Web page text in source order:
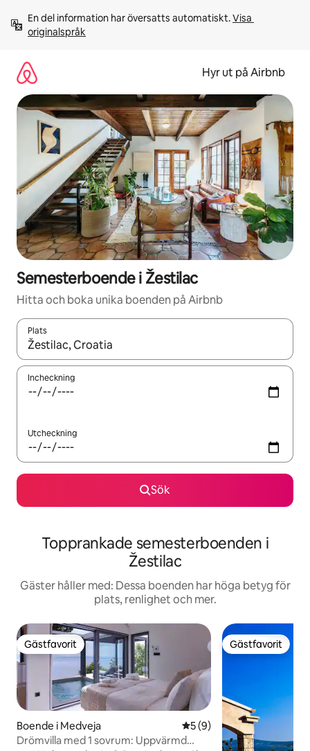
innehåll
En del information har översatts automatiskt. Visa
originalspråk
Hyr ut på Airbnb
Semesterboende i Žestilac
Hitta och boka unika boenden på Airbnb
Plats
När resultaten är tillgängliga kan du navigera med upp- och
Incheckning
Utcheckning
Sök
Topprankade semesterboenden i
Žestilac
Gäster håller med: Dessa boenden har höga betyg för
plats, renlighet och mer.
Gästfavorit
Gästfavorit
Boende i Medveja 5 av 5 i genomsnittligt
5 (9)
Drömvilla med 1 sovrum: Uppvärmd
Gästfavorit
Gästfavorit